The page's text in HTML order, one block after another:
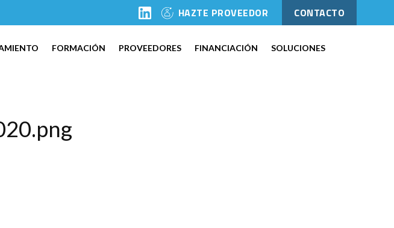
HAZTE PROVEEDOR CONTACTO
FORMACIÓN PROVEEDORES FINANCIACIÓN SOLUCIONES